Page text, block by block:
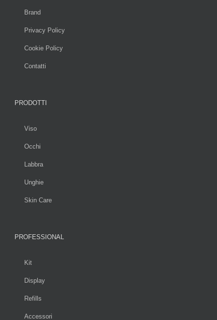
Brand
Privacy Policy
Cookie Policy
Contatti
PRODOTTI
Viso
Occhi
Labbra
Unghie
Skin Care
PROFESSIONAL
Kit
Display
Refills
Accessori